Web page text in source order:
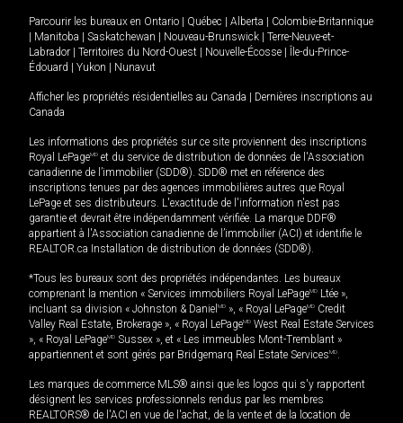
Parcourir les bureaux en Ontario Québec Alberta
Colombie-Britannique
Manitoba Saskatchewan Nouveau-Brunswick
Terre-Neuve-et-
Labrador
Territoires du Nord-Ouest Nouvelle-Écosse
Île-du-Prince-
Édouard
Yukon Nunavut
Afficher les propriétés résidentielles au Canada
Dernières inscriptions au
Canada
Les informations des propriétés sur ce site proviennent des inscriptions
Royal LePageMD et du service de distribution de données de l'Association
canadienne de l’immobilier (SDD®). SDD® met en référence des
inscriptions tenues par des agences immobilières autres que Royal
LePage et ses distributeurs. L'exactitude de l'information n'est pas
garantie et devrait être indépendamment vérifiée. La marque DDF®
appartient à l'Association canadienne de l’immobilier (ACI) et identifie le
REALTOR.ca Installation de distribution de données (SDD®).
*Tous les bureaux sont des propriétés indépendantes. Les bureaux
comprenant la mention « Services immobiliers Royal LePageMD Ltée »,
incluant sa division « Johnston & Daniel MD », « Royal LePageMD Credit
Valley Real Estate, Brokerage », « Royal LePageMD West Real Estate Services
», « Royal LePageMD Sussex », et « Les immeubles Mont-Tremblant »
appartiennent et sont gérés par Bridgemarq Real Estate ServicesMD.
Les marques de commerce MLS® ainsi que les logos qui s'y rapportent
désignent les services professionnels rendus par les membres
REALTORS® de l'ACI en vue de l'achat, de la vente et de la location de